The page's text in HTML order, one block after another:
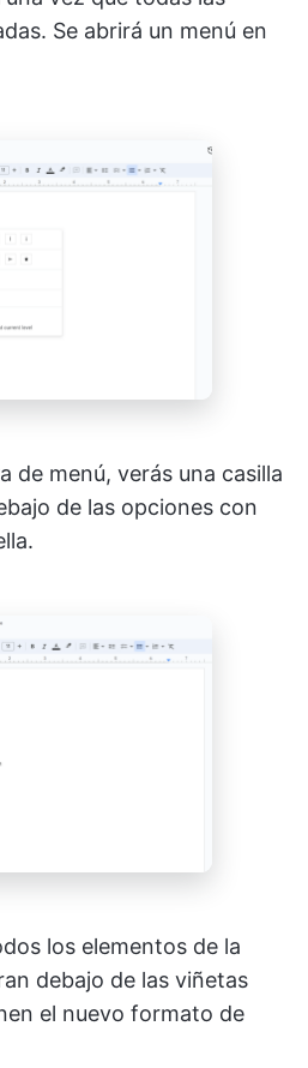
Se abrirá un menú en
de menú, verás una casilla
de las opciones con
los elementos de la
debajo de las viñetas
el nuevo formato de